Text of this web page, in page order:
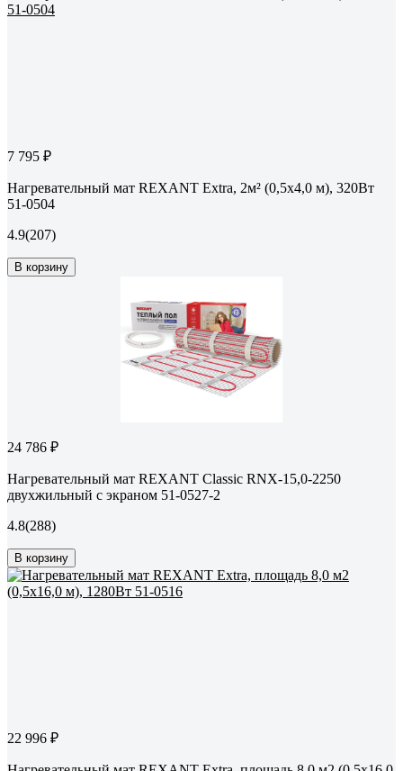
7 795 ₽
Нагревательный мат REXANT Extra, 2м² (0,5x4,0 м), 320Вт
51-0504
4.9(207)
В корзину
24 786 ₽
Нагревательный мат REXANT Classic RNX-15,0-2250
двухжильный с экраном 51-0527-2
4.8(288)
В корзину
22 996 ₽